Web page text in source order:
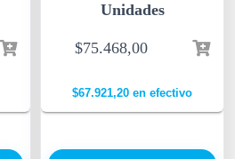
Unidades
$75.468,00
$67.921,20 en efectivo